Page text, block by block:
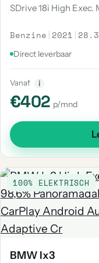
SDrive 18i High
Benzine | 2021 |
Direct leverbaar
Vanaf i
€402 p/mnd
100% ELEKTRISCH
BMW Ix3